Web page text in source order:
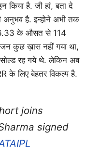
किया है. जी हां, बता दे
अनुभव है. इन्होने अभी तक
के औसत से 114
कुछ ख़ास नहीं गया था,
रह गये थे. लेकिन अब
के लिए बेहतर विकल्प है.
joins
signed